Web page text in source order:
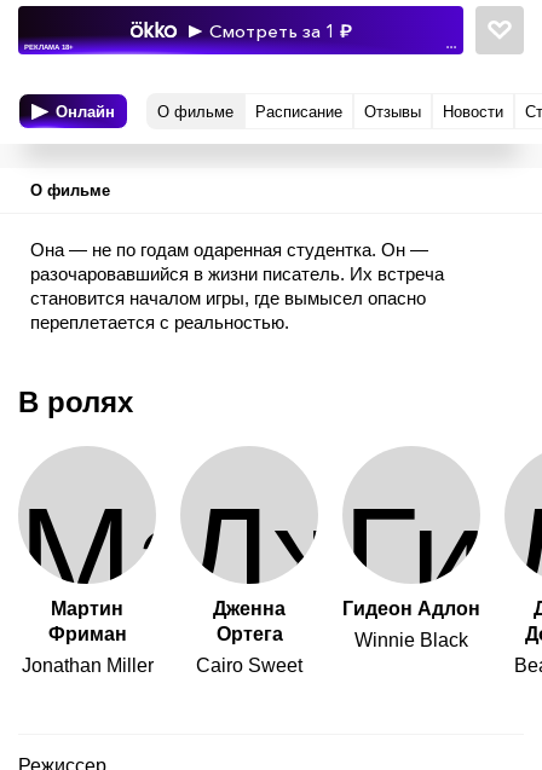
РЕКЛАМА 18+ •••
Смотреть за 1
Онлайн О фильме Расписание Отзывы Новости
О фильме
Она — не по годам одаренная студентка. Он —
разочаровавшийся в жизни писатель. Их встреча
становится началом игры, где вымысел опасно
переплетается с реальностью.
В ролях
Мартин
Фриман
Jonathan Miller
Дженна
Ортега
Cairo Sweet
Гидеон Адлон
Winnie Black